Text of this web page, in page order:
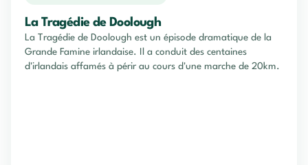
La Tragédie de Doolough
La Tragédie de Doolough est un épisode dramatique de la
Grande Famine irlandaise. Il a conduit des centaines
d'irlandais affamés à périr au cours d'une marche de 20km.